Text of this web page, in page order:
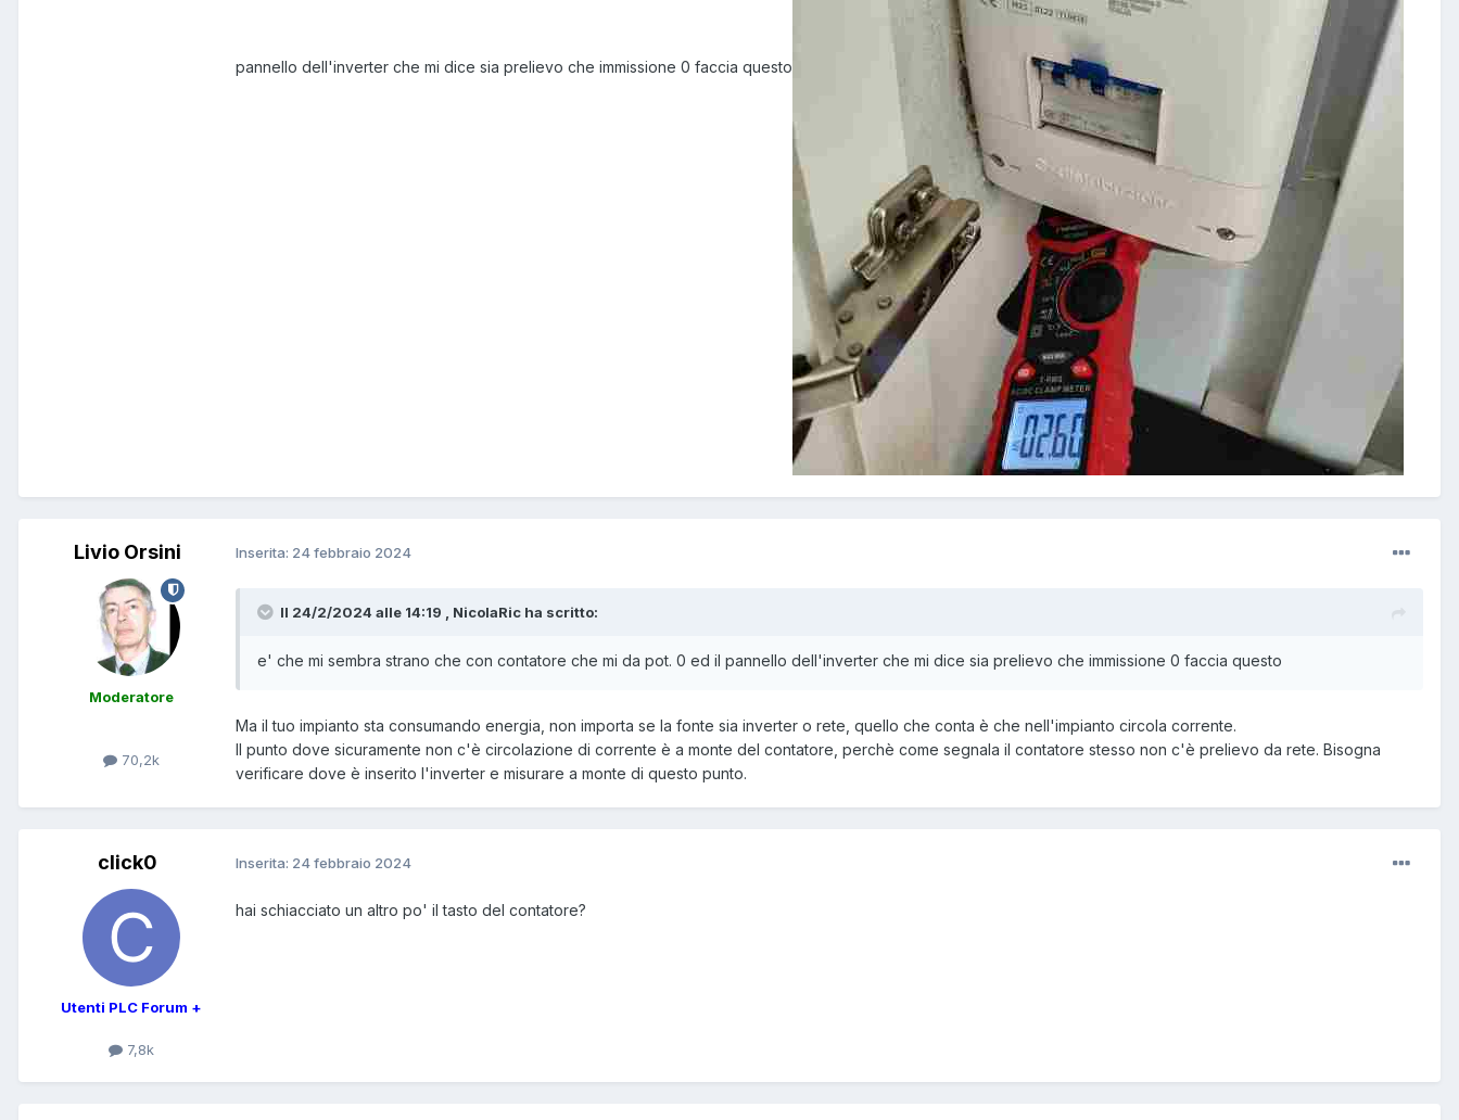
pannello dell'inverter che mi dice sia prelievo che immissione 0 faccia questo
Livio Orsini
Moderatore
70,2k
Inserita: 24 febbraio 2024
Il 24/2/2024 alle 14:19 , NicolaRic ha scritto:
e' che mi sembra strano che con contatore che mi da pot. 0 ed il pannello dell'inverter che mi dice sia prelievo che immissione 0 faccia questo
Ma il tuo impianto sta consumando energia, non importa se la fonte sia inverter o rete, quello che conta è che nell'impianto circola corrente.
Il punto dove sicuramente non c'è circolazione di corrente è a monte del contatore, perchè come segnala il contatore stesso non c'è prelievo da rete. Bisogna
verificare dove è inserito l'inverter e misurare a monte di questo punto.
click0
Utenti PLC Forum +
7,8k
Inserita: 24 febbraio 2024
hai schiacciato un altro po' il tasto del contatore?